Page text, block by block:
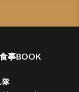
食事BOOK
隊.